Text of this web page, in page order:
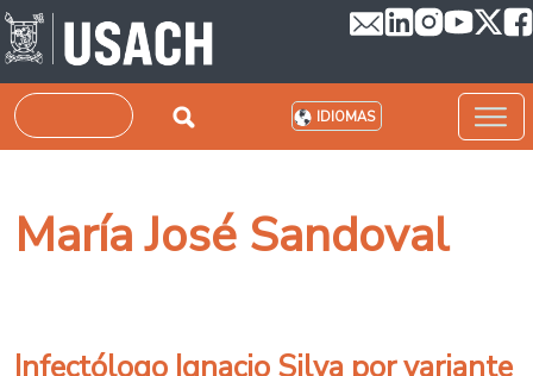
Pasar al contenido principal
Buscar IDIOMAS
María José Sandoval
Infectólogo Ignacio Silva por variante